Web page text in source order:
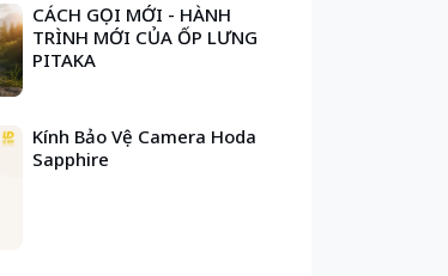
CÁCH GỌI MỚI - HÀNH
TRÌNH MỚI CỦA ỐP LƯNG
PITAKA
Kính Bảo Vệ Camera Hoda
Sapphire